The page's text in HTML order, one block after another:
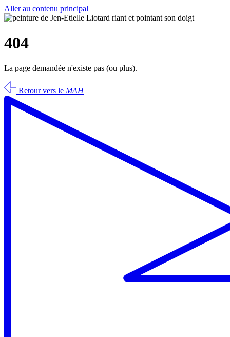
Aller au contenu principal
404
La page demandée n'existe pas (ou plus).
Retour vers le MAH